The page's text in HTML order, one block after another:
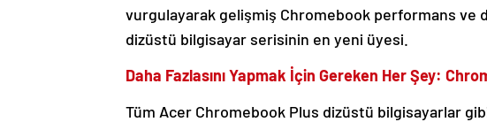
vurgulayarak gelişmiş Chromebook performans ve
dizüstü bilgisayar serisinin en yeni üyesi.
Daha Fazlasını Yapmak İçin Gereken Her Şey:
Tüm Acer Chromebook Plus dizüstü bilgisayarlar